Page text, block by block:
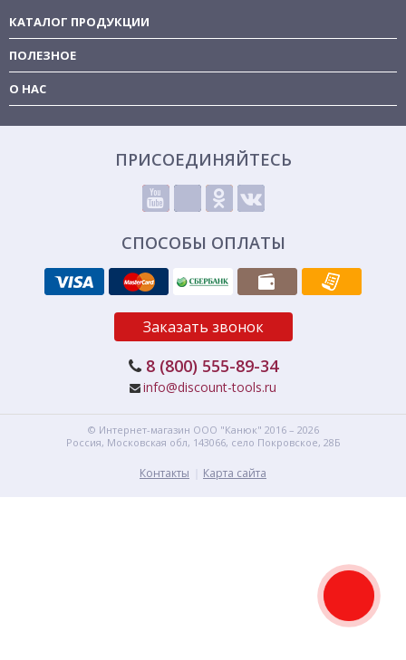
КАТАЛОГ ПРОДУКЦИИ
ПОЛЕЗНОЕ
О НАС
ПРИСОЕДИНЯЙТЕСЬ
СПОСОБЫ ОПЛАТЫ
Заказать звонок
8 (800) 555-89-34
info@discount-tools.ru
© Интернет-магазин ООО "Канюк" 2016 – 2026
Россия, Московская обл, 143066, село Покровское, 28Б
Контакты Карта сайта